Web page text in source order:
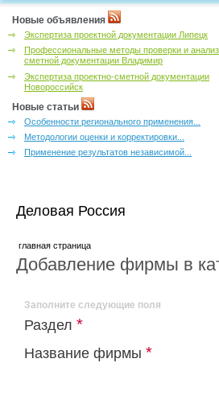
Новые объявления
Экспертиза проектной документации Липецк
Профессиональные методы проверки и
сметной документации Владимир
Экспертиза проектно-сметной документации
Новороссийск
Новые статьи
Особенности регионального применения...
Методологии оценки и корректировки...
Применение результатов независимой...
Деловая Россия
главная страница
Добавление фирмы в
Заполните следующие поля
Раздел *
Название фирмы *